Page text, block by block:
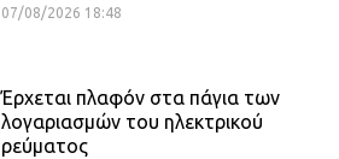
07/08/2026 18:48
Έρχεται πλαφόν στα πάγια των
λογαριασμών του ηλεκτρικού
ρεύματος